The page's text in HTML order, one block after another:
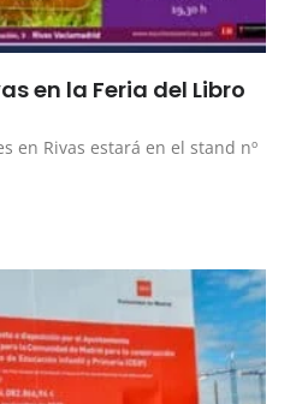
en la Feria del Libro
en Rivas estará en el stand nº